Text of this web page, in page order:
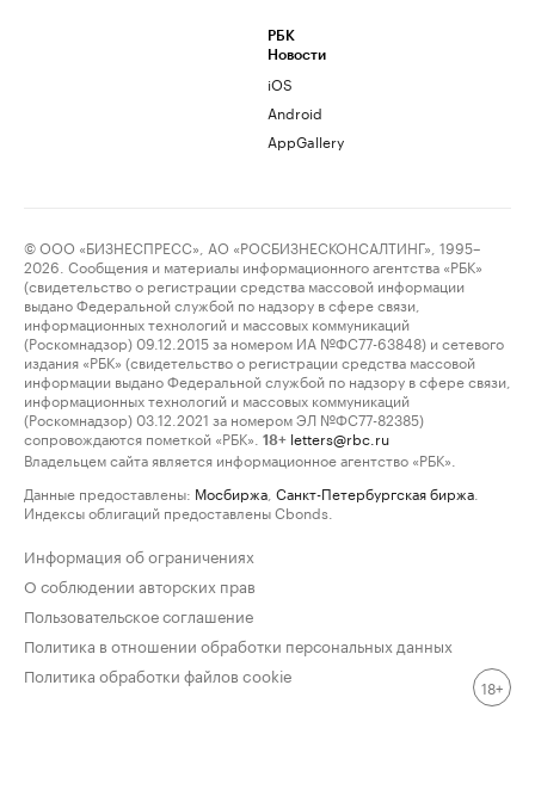
РБК
Новости
iOS
Android
AppGallery
© ООО «БИЗНЕСПРЕСС», АО «РОСБИЗНЕСКОНСАЛТИНГ», 1995–
2026. Сообщения и материалы информационного агентства «РБК»
(свидетельство о регистрации средства массовой информации
выдано Федеральной службой по надзору в сфере связи,
информационных технологий и массовых коммуникаций
(Роскомнадзор) 09.12.2015 за номером ИА №ФС77-63848) и сетевого
издания «РБК» (свидетельство о регистрации средства массовой
информации выдано Федеральной службой по надзору в сфере связи,
информационных технологий и массовых коммуникаций
(Роскомнадзор) 03.12.2021 за номером ЭЛ №ФС77-82385)
сопровождаются пометкой «РБК».
18+ letters@rbc.ru
Владельцем сайта является информационное агентство «РБК».
Данные предоставлены: Мосбиржа Санкт-Петербургская биржа
Индексы облигаций предоставлены Cbonds.
Информация об ограничениях
О соблюдении авторских прав
Пользовательское соглашение
Политика в отношении обработки персональных данных
Политика обработки файлов cookie
18+